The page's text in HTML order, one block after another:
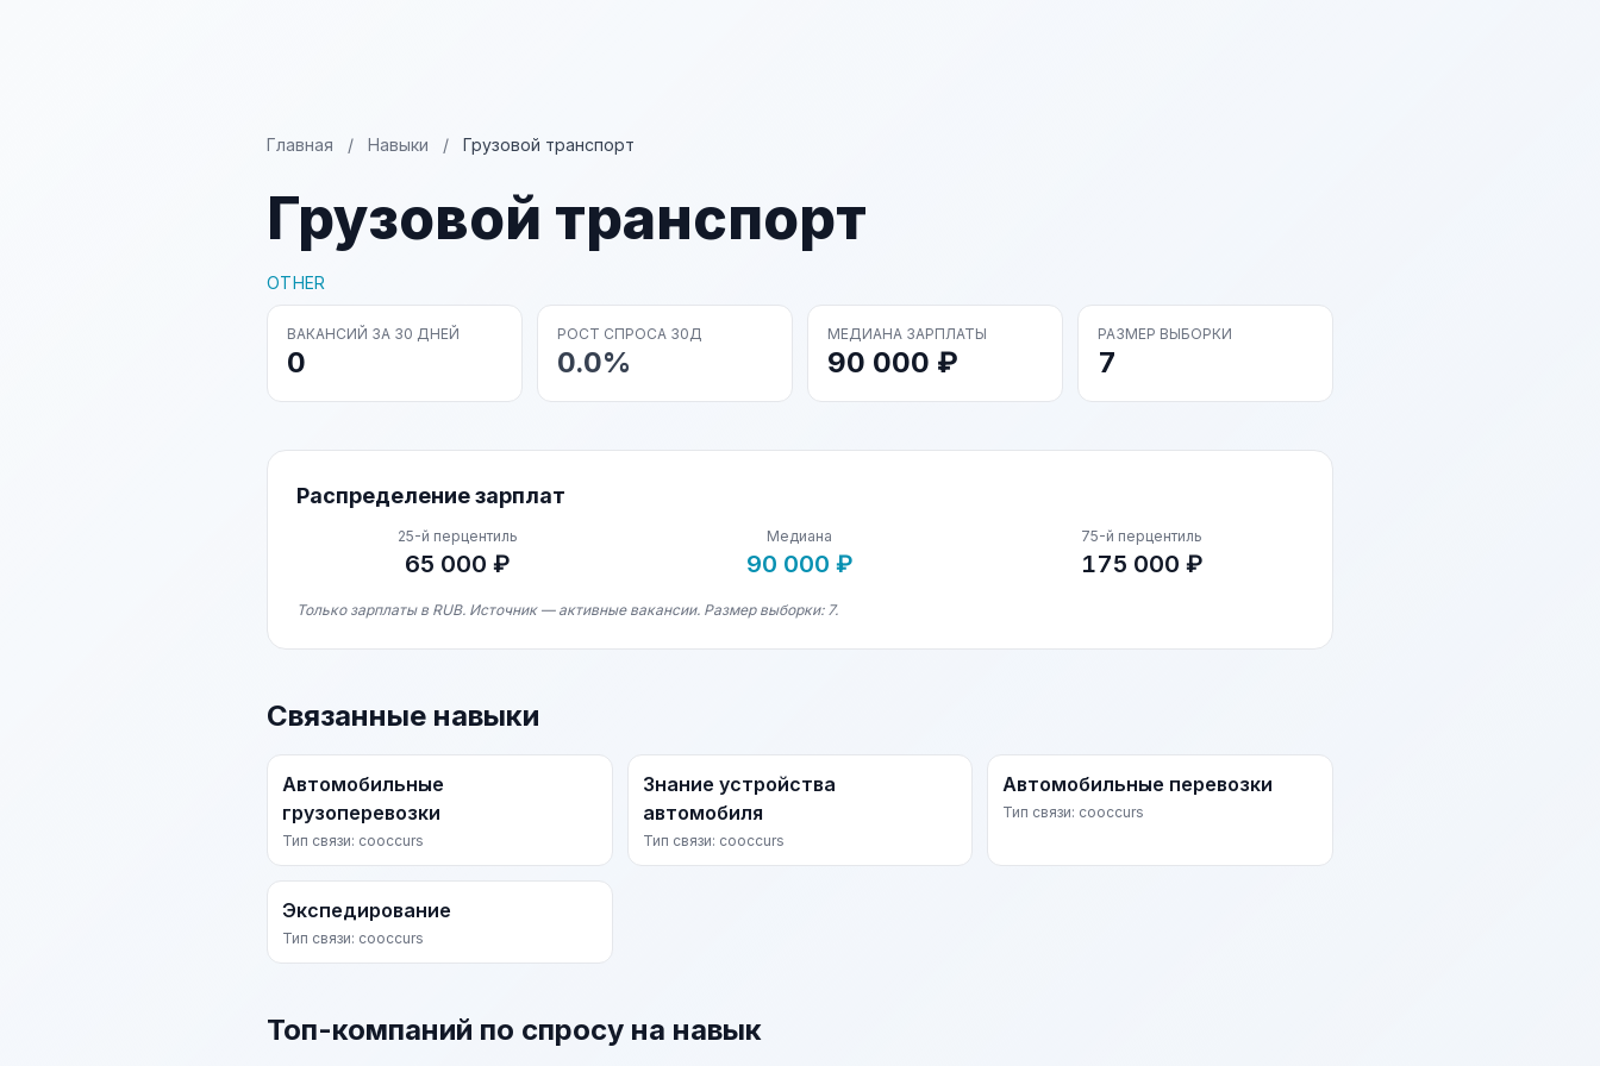
Главная / Навыки / Грузовой транспорт
Грузовой транспорт
OTHER
ВАКАНСИЙ ЗА 30 ДНЕЙ
0
РОСТ СПРОСА 30Д
0.0%
МЕДИАНА ЗАРПЛАТЫ
90 000 ₽
РАЗМЕР ВЫБОРКИ
7
Распределение зарплат
25-й перцентиль
65 000 ₽
Медиана
90 000 ₽
75-й перцентиль
175 000 ₽
Только зарплаты в RUB. Источник — активные вакансии. Размер выборки: 7.
Связанные навыки
Автомобильные
грузоперевозки
Тип связи: cooccurs
Знание устройства
автомобиля
Тип связи: cooccurs
Автомобильные перевозки
Тип связи: cooccurs
Экспедирование
Тип связи: cooccurs
Топ-компаний по спросу на навык